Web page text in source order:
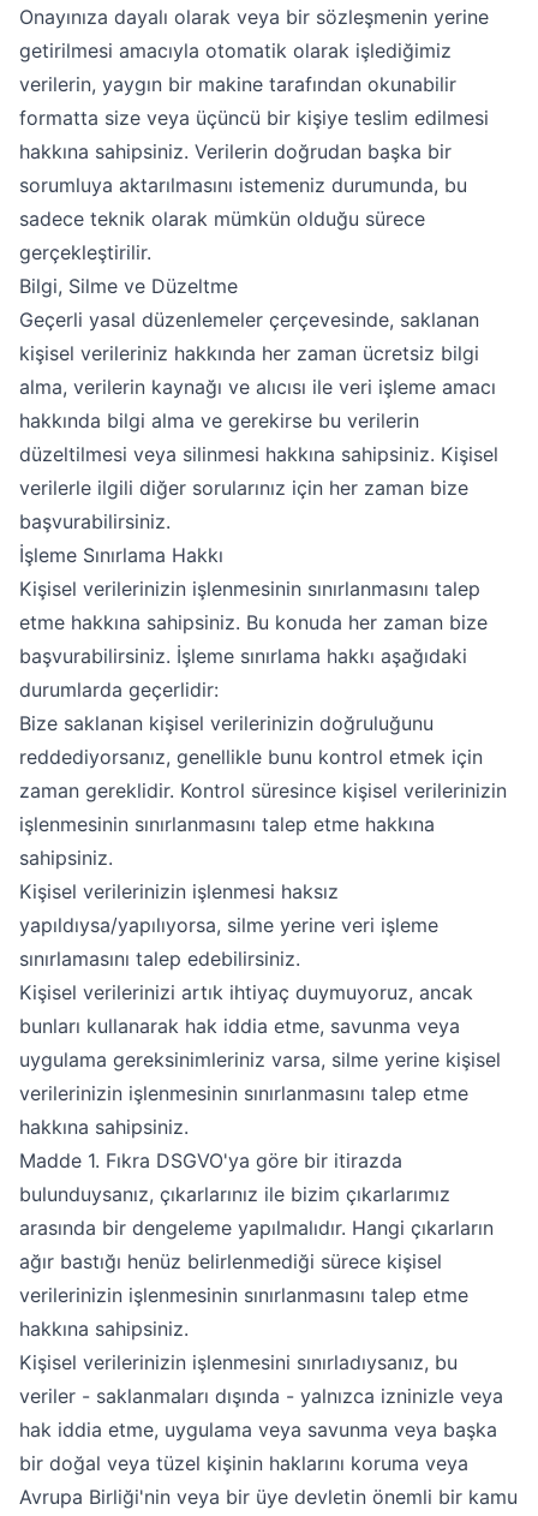
Onayınıza dayalı olarak veya bir sözleşmenin yerine
getirilmesi amacıyla otomatik olarak işlediğimiz
verilerin, yaygın bir makine tarafından okunabilir
formatta size veya üçüncü bir kişiye teslim edilmesi
hakkına sahipsiniz. Verilerin doğrudan başka bir
sorumluya aktarılmasını istemeniz durumunda, bu
sadece teknik olarak mümkün olduğu sürece
gerçekleştirilir.
Bilgi, Silme ve Düzeltme
Geçerli yasal düzenlemeler çerçevesinde, saklanan
kişisel verileriniz hakkında her zaman ücretsiz bilgi
alma, verilerin kaynağı ve alıcısı ile veri işleme amacı
hakkında bilgi alma ve gerekirse bu verilerin
düzeltilmesi veya silinmesi hakkına sahipsiniz. Kişisel
verilerle ilgili diğer sorularınız için her zaman bize
başvurabilirsiniz.
İşleme Sınırlama Hakkı
Kişisel verilerinizin işlenmesinin sınırlanmasını talep
etme hakkına sahipsiniz. Bu konuda her zaman bize
başvurabilirsiniz. İşleme sınırlama hakkı aşağıdaki
durumlarda geçerlidir:
Bize saklanan kişisel verilerinizin doğruluğunu
reddediyorsanız, genellikle bunu kontrol etmek için
zaman gereklidir. Kontrol süresince kişisel verilerinizin
işlenmesinin sınırlanmasını talep etme hakkına
sahipsiniz.
Kişisel verilerinizin işlenmesi haksız
yapıldıysa/yapılıyorsa, silme yerine veri işleme
sınırlamasını talep edebilirsiniz.
Kişisel verilerinizi artık ihtiyaç duymuyoruz, ancak
bunları kullanarak hak iddia etme, savunma veya
uygulama gereksinimleriniz varsa, silme yerine kişisel
verilerinizin işlenmesinin sınırlanmasını talep etme
hakkına sahipsiniz.
Madde 1. Fıkra DSGVO'ya göre bir itirazda
bulunduysanız, çıkarlarınız ile bizim çıkarlarımız
arasında bir dengeleme yapılmalıdır. Hangi çıkarların
ağır bastığı henüz belirlenmediği sürece kişisel
verilerinizin işlenmesinin sınırlanmasını talep etme
hakkına sahipsiniz.
Kişisel verilerinizin işlenmesini sınırladıysanız, bu
veriler - saklanmaları dışında - yalnızca izninizle veya
hak iddia etme, uygulama veya savunma veya başka
bir doğal veya tüzel kişinin haklarını koruma veya
Avrupa Birliği'nin veya bir üye devletin önemli bir kamu